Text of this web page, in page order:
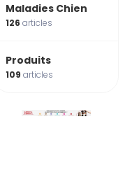
Maladies Chien
126 articles
Produits
109 articles